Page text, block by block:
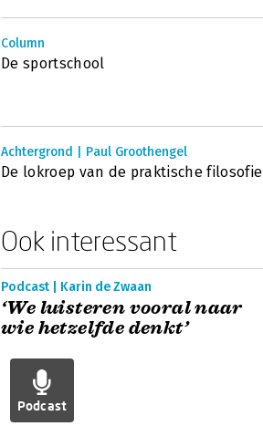
Column
De sportschool
Achtergrond | Paul Groothengel
De lokroep van de praktische filosofie
Ook interessant
Podcast | Karin de Zwaan
‘We luisteren vooral naar
wie hetzelfde denkt’
Podcast